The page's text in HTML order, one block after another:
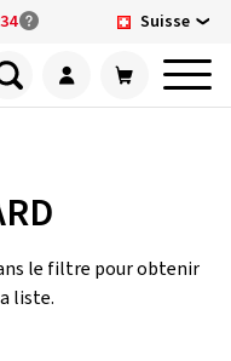
Suisse
le filtre pour obtenir
liste.